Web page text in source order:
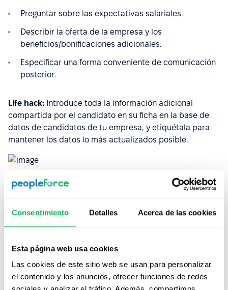
Consentimiento Detalles Acerca de las cookies
Esta página web usa cookies
Las cookies de este sitio web se usan para personalizar
el contenido y los anuncios, ofrecer funciones de redes
Preguntar sobre las expectativas salariales.
Describir la oferta de la empresa y los
beneficios/bonificaciones adicionales.
Especificar una forma conveniente de comunicación
posterior.
Life hack: Introduce toda la información adicional
compartida por el candidato en su ficha en la base de
datos de candidatos de tu empresa, y etiquétala para
mantener los datos lo más actualizados posible.
Conducir una entrevista
9. Entrevista estructurada
conocemos como entrevista estándar. Te reúnes con el
repasas el puesto y sus aptitudes con más detalle. En
una entrevista estructurada es importante aclarar: